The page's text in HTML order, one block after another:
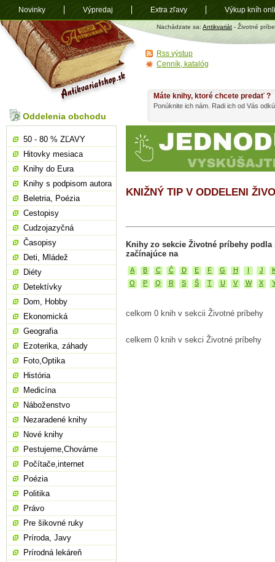
Antikvariát
shop.sk
Nachádzate sa: Antikvariát - Životné
KNIŽNÝ TIP V ODDELENI
Knihy zo sekcie Životné príbehy podla
začínajúce na
A B C Č D E F G H I J
O
P Q R S Š T U V W X
celkom 0 knih v sekcii Životné príbehy
celkem 0 knih v sekci Životné príbehy
Máte knihy, ktoré chcete predať ?
Ponúknite ich nám. Radi ich od Vás
Oddelenia obchodu
50 - 80 % ZĽAVY
Hitovky mesiaca
Knihy do Eura
Knihy s podpisom autora
Beletria, Poézia
Cestopisy
Cudzojazyčná
Časopisy
Deti, Mládež
Diéty
Detektívky
Dom, Hobby
Ekonomická
Geografia
Ezoterika, záhady
Foto,Optika
História
Medicína
Náboženstvo
Nezaradené knihy
Nové knihy
Pestujeme,Chováme
Počítače,internet
Poézia
Politika
Právo
Pre šikovné ruky
Príroda, Javy
Prírodná lekáreň
Rss výstup
Cenník, katalóg
Novinky Výpredaj Extra zľavy Výkup kníh